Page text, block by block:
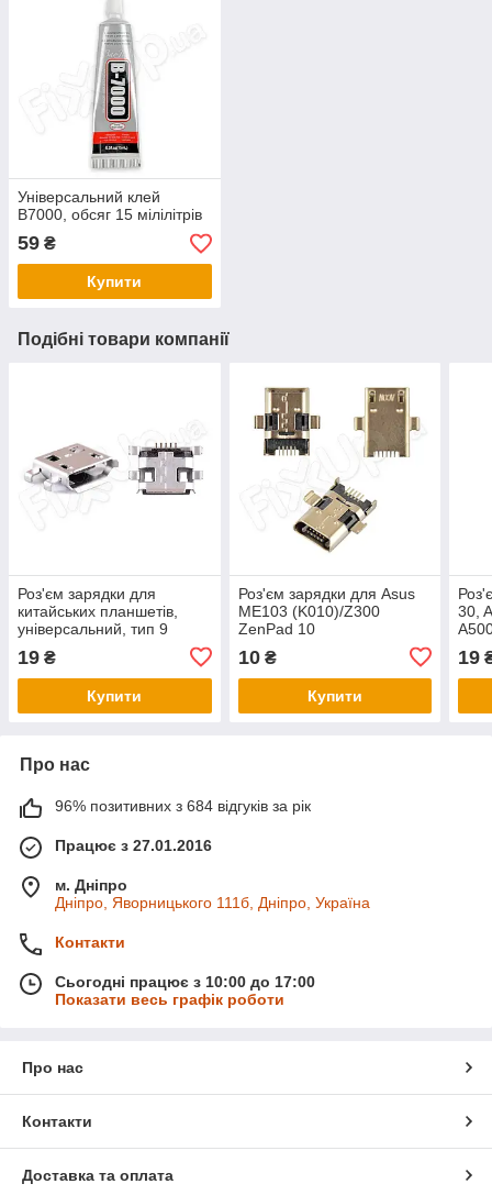
Універсальний клей
B7000, обсяг 15 мілілітрів
59 ₴
Купити
Подібні товари компанії
Роз'єм зарядки для
китайських планшетів,
універсальний, тип 9
19 ₴
Купити
Роз'єм зарядки для Asus
ME103 (K010)/Z300
ZenPad 10
10₴
Купити
30,
19
Про нас
96% позитивних з 684 відгуків за рік
Працює з 27.01.2016
м. Дніпро
Дніпро, Яворницького 111б, Дніпро, Україна
Контакти
Сьогодні працює з 10:00 до 17:00
Показати весь графік роботи
Про нас
Контакти
Доставка та оплата